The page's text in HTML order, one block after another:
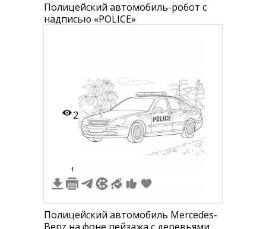
Полицейский автомобиль-робот с
надписью «POLICE»
2
1
Полицейский автомобиль Mercedes-